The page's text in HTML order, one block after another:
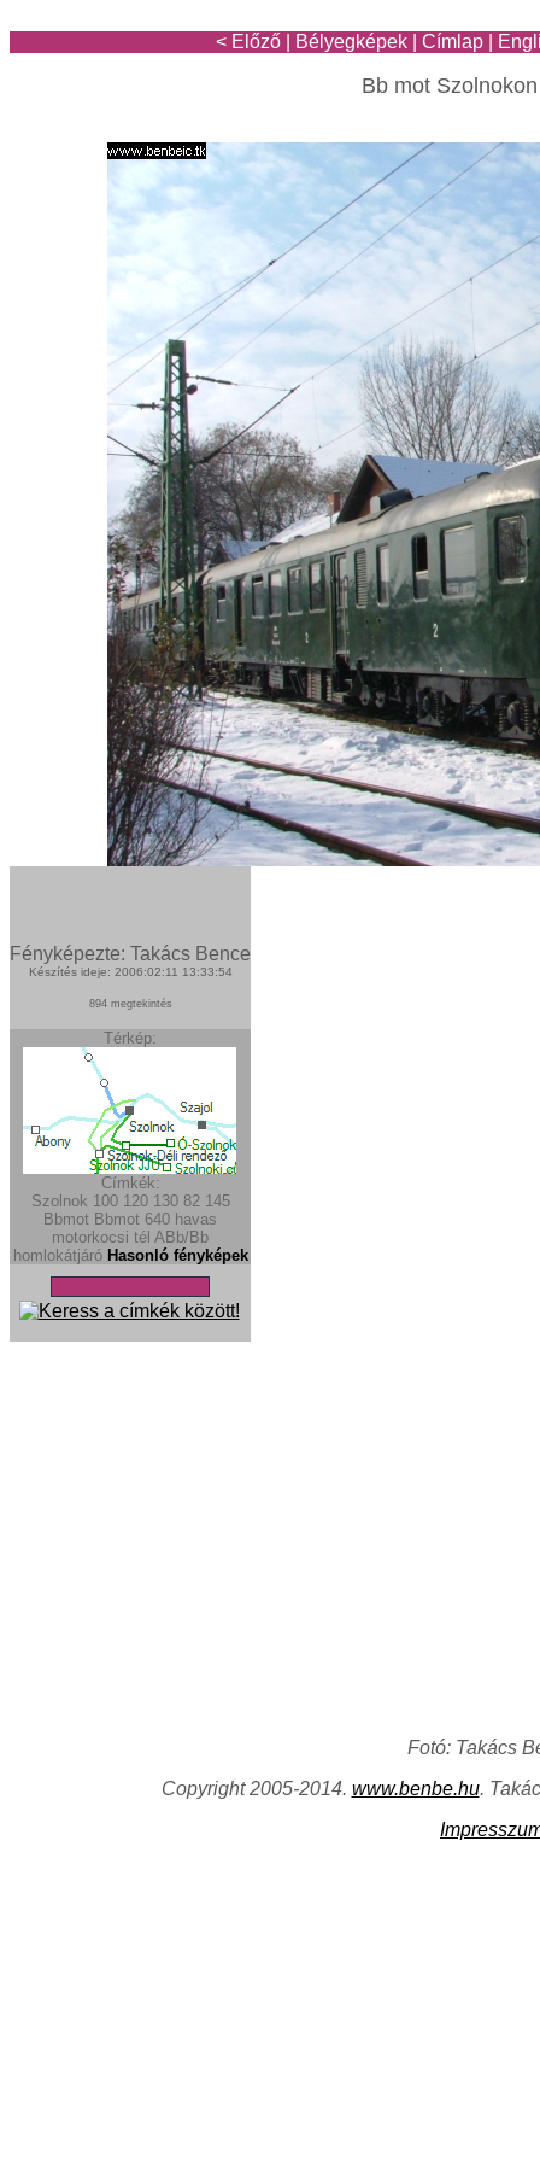
< Előző Bélyegképek Címlap
Bb mot Szolnokon
Fényképezte: Takács Bence
Készítés ideje: 2006:02:11 13:33:54
894 megtekintés
Térkép:
Címkék:
Szolnok 100 120 130 82 145
Bbmot Bbmot 640 havas
motorkocsi tél ABb/Bb
homlokátjáró Hasonló fényképek
Fotó: Takács
Copyright 2005-2014. www.benbe.hu.